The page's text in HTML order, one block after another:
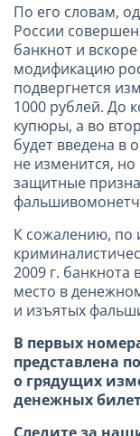
По его словам,
России
банкнот и
модификацию
подвергнется
1000 рублей. До
купюры, а во
будет введена в
не изменится,
защитные
К сожалению, по
2009 г. банкнота
место в
и изъятых
В первых
представлена
о грядущих
денежных